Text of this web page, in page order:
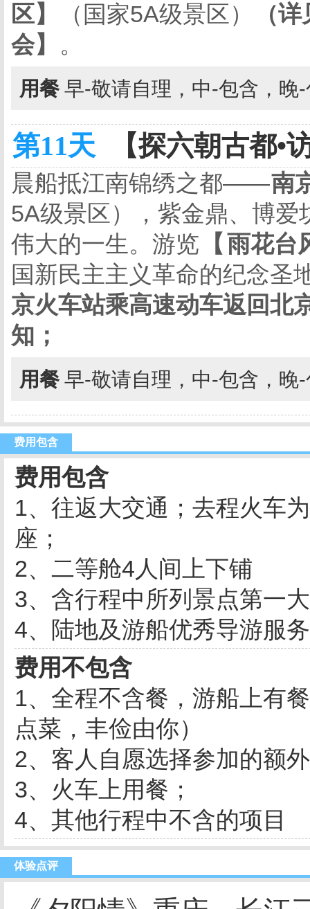
区】
（国家5A级景区）
（
会】
。
用餐 早-敬请自理，中-包含，晚
第11天 【探六朝古都•
晨船抵江南锦绣之都——南
5A级景区），紫金鼎、博爱
伟大的一生。游览 【 雨花台
国新民主主义革命的纪念圣
京火车站乘高速动车返回北
知；
用餐 早-敬请自理，中-包含，晚
费用包含
费用包含
1、往返大交通；去程火车
座；
2、二等舱4人间上下铺
3、含行程中所列景点第一
4、陆地及游船优秀导游服
费用不包含
1、全程不含餐，游船上有
点菜，丰俭由你）
2、客人自愿选择参加的额
3、火车上用餐；
4、其他行程中不含的项目
体验点评